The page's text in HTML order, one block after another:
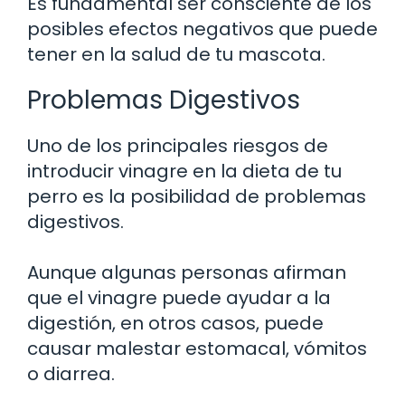
posibles efectos negativos que puede
tener en la salud de tu mascota.
Problemas Digestivos
Uno de los principales riesgos de
introducir vinagre en la dieta de tu
perro es la posibilidad de problemas
digestivos.
Aunque algunas personas afirman
que el vinagre puede ayudar a la
digestión, en otros casos, puede
causar malestar estomacal, vómitos
o diarrea.